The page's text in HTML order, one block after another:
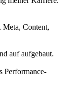
Meta, Content,
auf aufgebaut.
Performance-